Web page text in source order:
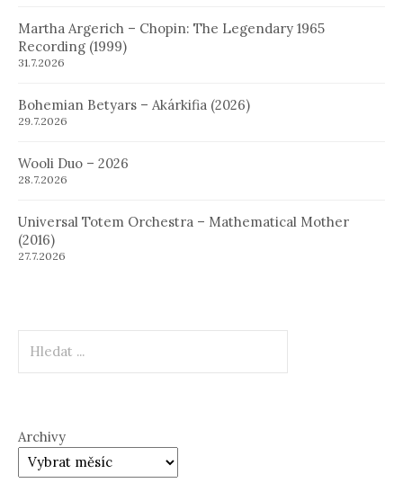
Martha Argerich – Chopin: The Legendary 1965
Recording (1999)
31.7.2026
Bohemian Betyars – Akárkifia (2026)
29.7.2026
Wooli Duo – 2026
28.7.2026
Universal Totem Orchestra – Mathematical Mother
(2016)
27.7.2026
Archivy